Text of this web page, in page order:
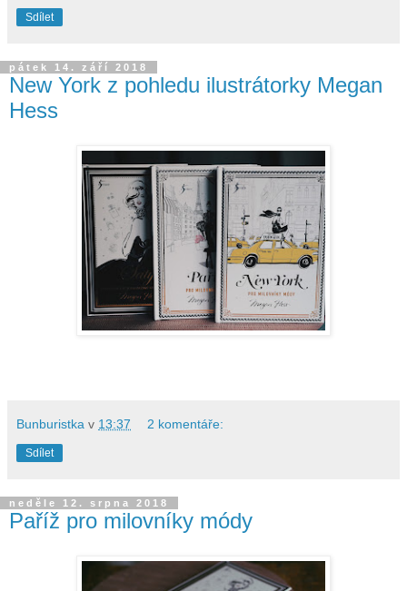
Sdílet
pátek 14. září 2018
New York z pohledu ilustrátorky Megan
Hess
Bunburistka v 13:37 2 komentáře:
Sdílet
neděle 12. srpna 2018
Paříž pro milovníky módy